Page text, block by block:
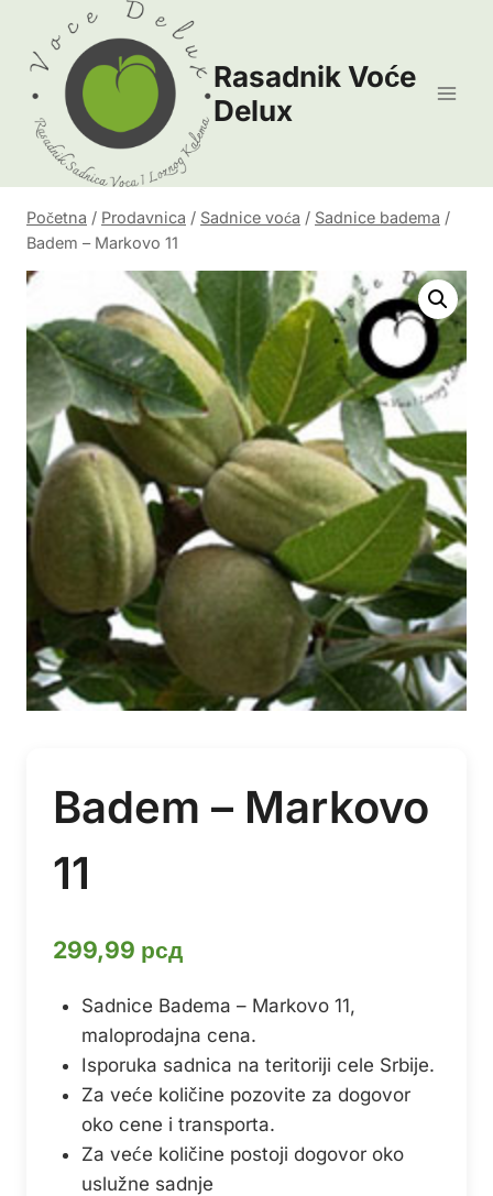
content
Rasadnik Voće
Delux
Početna / Prodavnica / Sadnice voća / Sadnice badema /
Badem – Markovo 11
Badem – Markovo
11
299,99 рсд
Sadnice Badema – Markovo 11,
maloprodajna cena.
Isporuka sadnica na teritoriji cele Srbije.
Za veće količine pozovite za dogovor
oko cene i transporta.
Za veće količine postoji dogovor oko
uslužne sadnje